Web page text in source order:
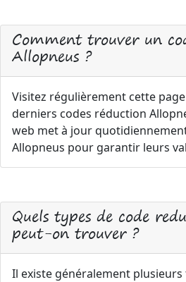
Comment trouver un
Allopneus ?
Visitez régulièrement cette
derniers codes réduction
web met à jour
Allopneus pour garantir leurs
Quels types de code
peut-on trouver ?
Il existe généralement